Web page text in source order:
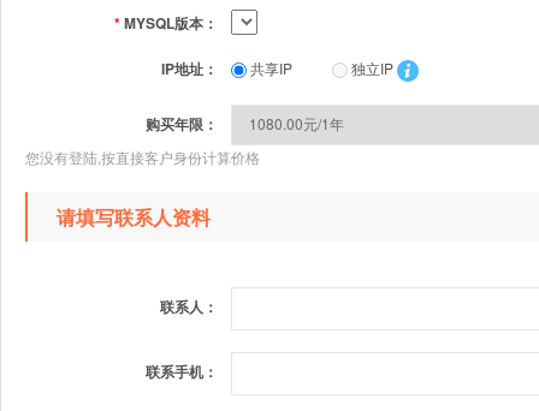
*MYSQL版本：
IP地址： 共享IP 独立IP
购买年限：
您没有登陆,按直接客户身份计算价格
请填写联系人资料
联系人：
联系手机：